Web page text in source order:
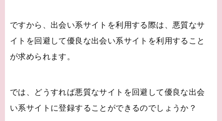
ですから、出会い系サイトを利用する際は、悪質なサ
イトを回避して優良な出会い系サイトを利用すること
が求められます。
では、どうすれば悪質なサイトを回避して優良な出会
い系サイトに登録することができるのでしょうか？